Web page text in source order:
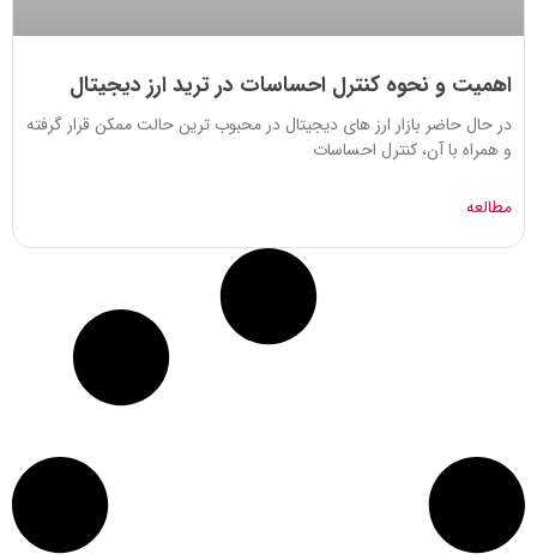
اهمیت و نحوه کنترل احساسات در ترید ارز دیجیتال
در حال حاضر بازار ارز های دیجیتال در محبوب ترین حالت ممکن قرار گرفته
و همراه با آن، کنترل احساسات
مطالعه